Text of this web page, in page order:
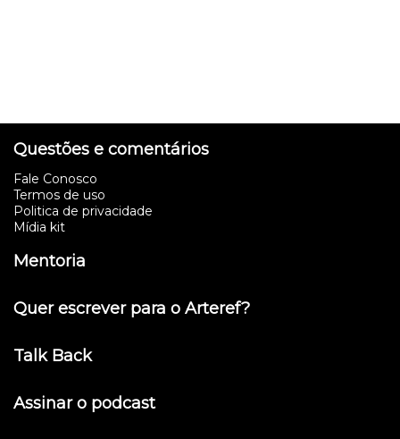
Questões e comentários
Fale Conosco
Termos de uso
Politica de privacidade
Mídia kit
Mentoria
Quer escrever para o Arteref?
Talk Back
Assinar o podcast